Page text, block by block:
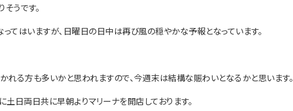
うです。
はいますが、日曜日の日中は再び風の穏やかな予報となっています。
る方も多いかと思われますので、今週末は結構な賑わいとなるかと思います。
日両日共に早朝よりマリーナを開店しております。